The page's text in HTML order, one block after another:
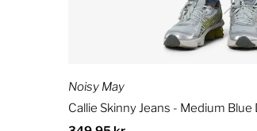
Noisy May
Callie Skinny Jeans - Medium Blue